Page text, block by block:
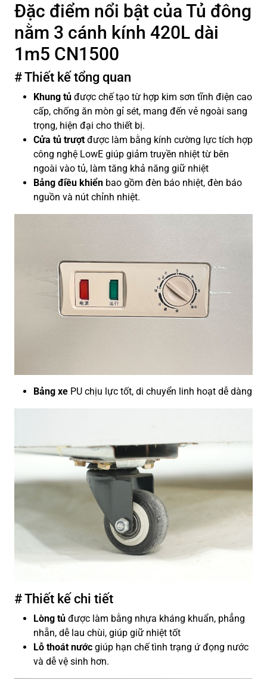
Đặc điểm nổi bật của Tủ đông
nằm 3 cánh kính 420L dài
1m5 CN1500
# Thiết kế tổng quan
Khung tủ được chế tạo từ hợp kim sơn tĩnh điện cao
cấp, chống ăn mòn gỉ sét, mang đến vẻ ngoài sang
trọng, hiện đại cho thiết bị.
Cửa tủ trượtđược làm bằng kính cường lực tích hợp
công nghệ LowE giúp giảm truyền nhiệt từ bên
ngoài vào tủ, làm tăng khả năng giữ nhiệt
Bảng điều khiển bao gồm đèn báo nhiệt, đèn báo
nguồn và nút chỉnh nhiệt.
Bảng xe PU chịu lực tốt, di chuyển linh hoạt dễ dàng
# Thiết kế chi tiết
Lòng tủ được làm bằng nhựa kháng khuẩn, phẳng
nhẵn, dễ lau chùi, giúp giữ nhiệt tốt
Lỗ thoát nước giúp hạn chế tình trạng ứ đọng nước
và dễ vệ sinh hơn.